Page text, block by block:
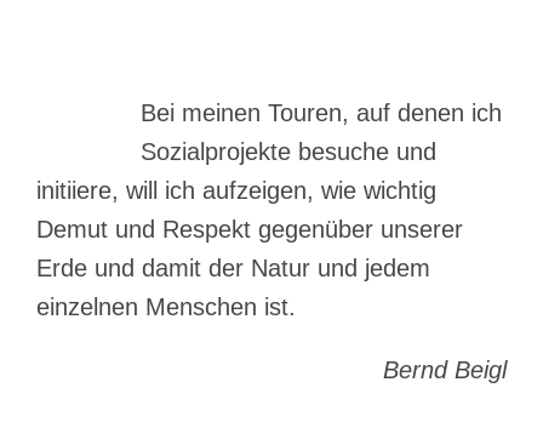
Bei meinen Touren, auf denen ich
Sozialprojekte besuche und
initiiere, will ich aufzeigen, wie wichtig
Demut und Respekt gegenüber unserer
Erde und damit der Natur und jedem
einzelnen Menschen ist.
Bernd Beigl